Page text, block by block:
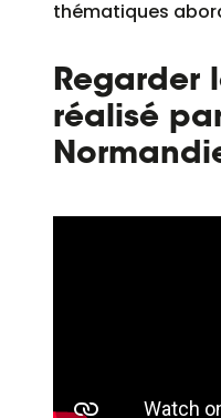
thématiques
Regarder
réalisé